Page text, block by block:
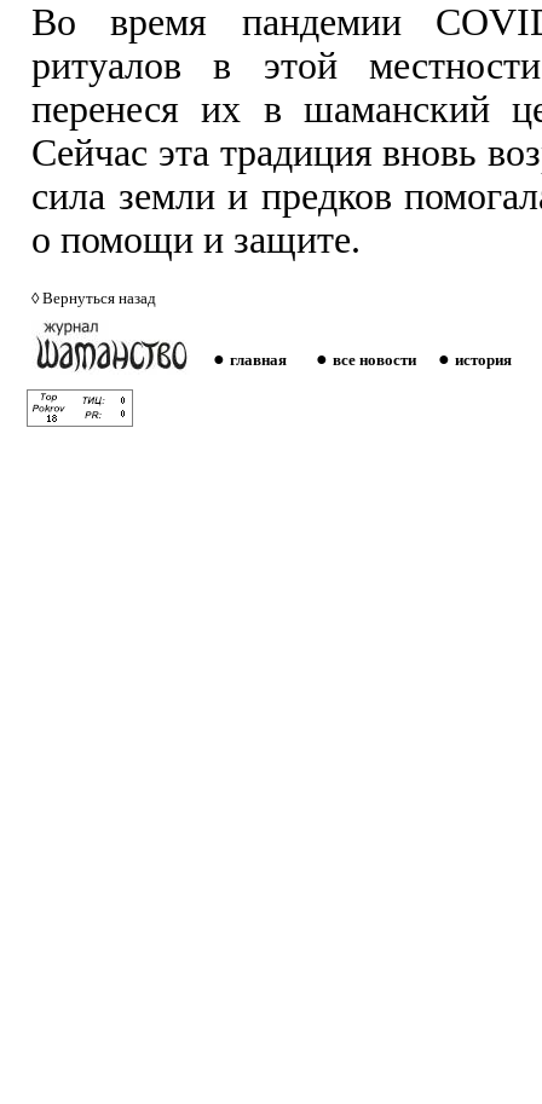
Во время пандемии
ритуалов в этой
перенеся их в шаманский
Сейчас эта традиция вновь
сила земли и предков
о помощи и защите.
◊Вернуться назад
● главная ● все новости ● история